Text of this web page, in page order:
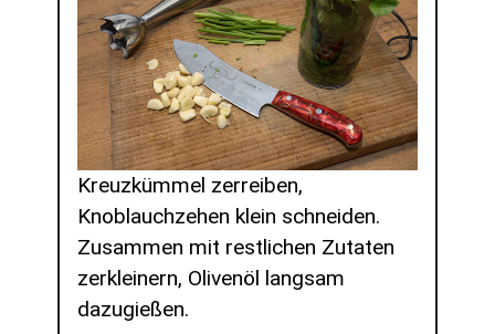
Kreuzkümmel zerreiben,
Knoblauchzehen klein schneiden.
Zusammen mit restlichen Zutaten
zerkleinern, Olivenöl langsam
dazugießen.